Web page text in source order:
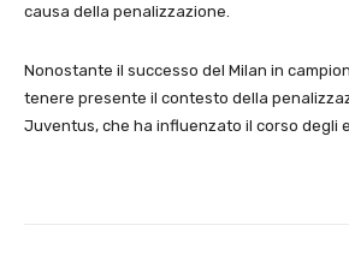
causa della penalizzazione.
Nonostante il successo del Milan in
tenere presente il contesto della
Juventus, che ha influenzato il corso degli